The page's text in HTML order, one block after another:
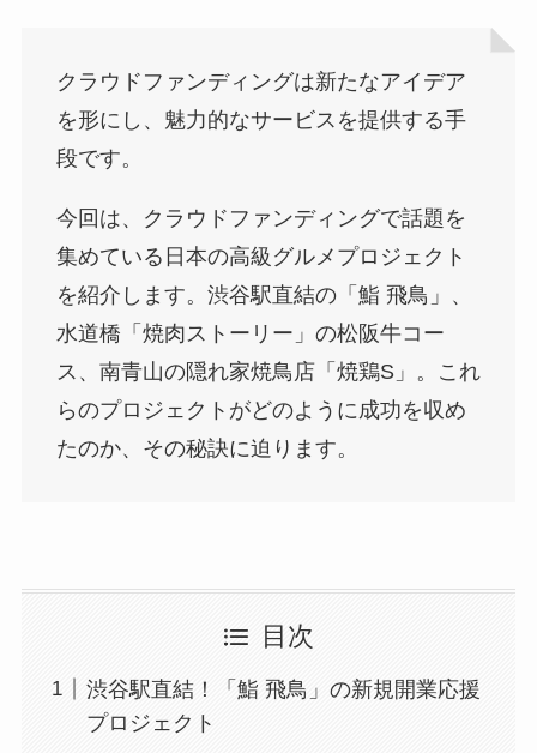
クラウドファンディングは新たなアイデア
を形にし、魅力的なサービスを提供する手
段です。
今回は、クラウドファンディングで話題を
集めている日本の高級グルメプロジェクト
を紹介します。渋谷駅直結の「鮨 飛鳥」、
水道橋「焼肉ストーリー」の松阪牛コー
ス、南青山の隠れ家焼鳥店「焼鶏S」。これ
らのプロジェクトがどのように成功を収め
たのか、その秘訣に迫ります。
目次
渋谷駅直結！「鮨 飛鳥」の新規開業応援
プロジェクト